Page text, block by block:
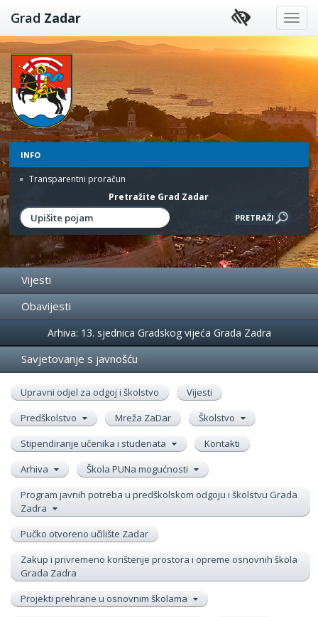
Preskoči
na
sadržaj
Grad Zadar
INFO
Transparentni proračun
Pretražite Grad Zadar
Vijesti
Obavijesti
Događanja
Arhiva: 13. sjednica Gradskog vijeća Grada Zadra
Savjetovanje s javnošću
Upravni odjel za odgoj i školstvo
Vijesti
Predškolstvo
Mreža ZaDar
Školstvo
Stipendiranje učenika i studenata
Kontakti
Arhiva
Škola PUNa mogućnosti
Program javnih potreba u predškolskom odgoju i školstvu Grada
Zadra
Pučko otvoreno učilište Zadar
Zakup i privremeno korištenje prostora i opreme osnovnih škola
Grada Zadra
Projekti prehrane u osnovnim školama